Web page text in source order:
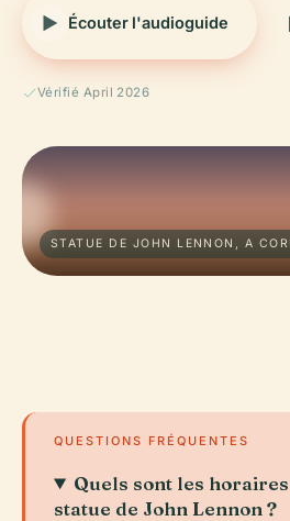
Écouter l'audioguide
Vérifié April 2026
STATUE DE JOHN LENNON, A
QUESTIONS FRÉQUENTES
Quels sont les
statue de John Lennon ?